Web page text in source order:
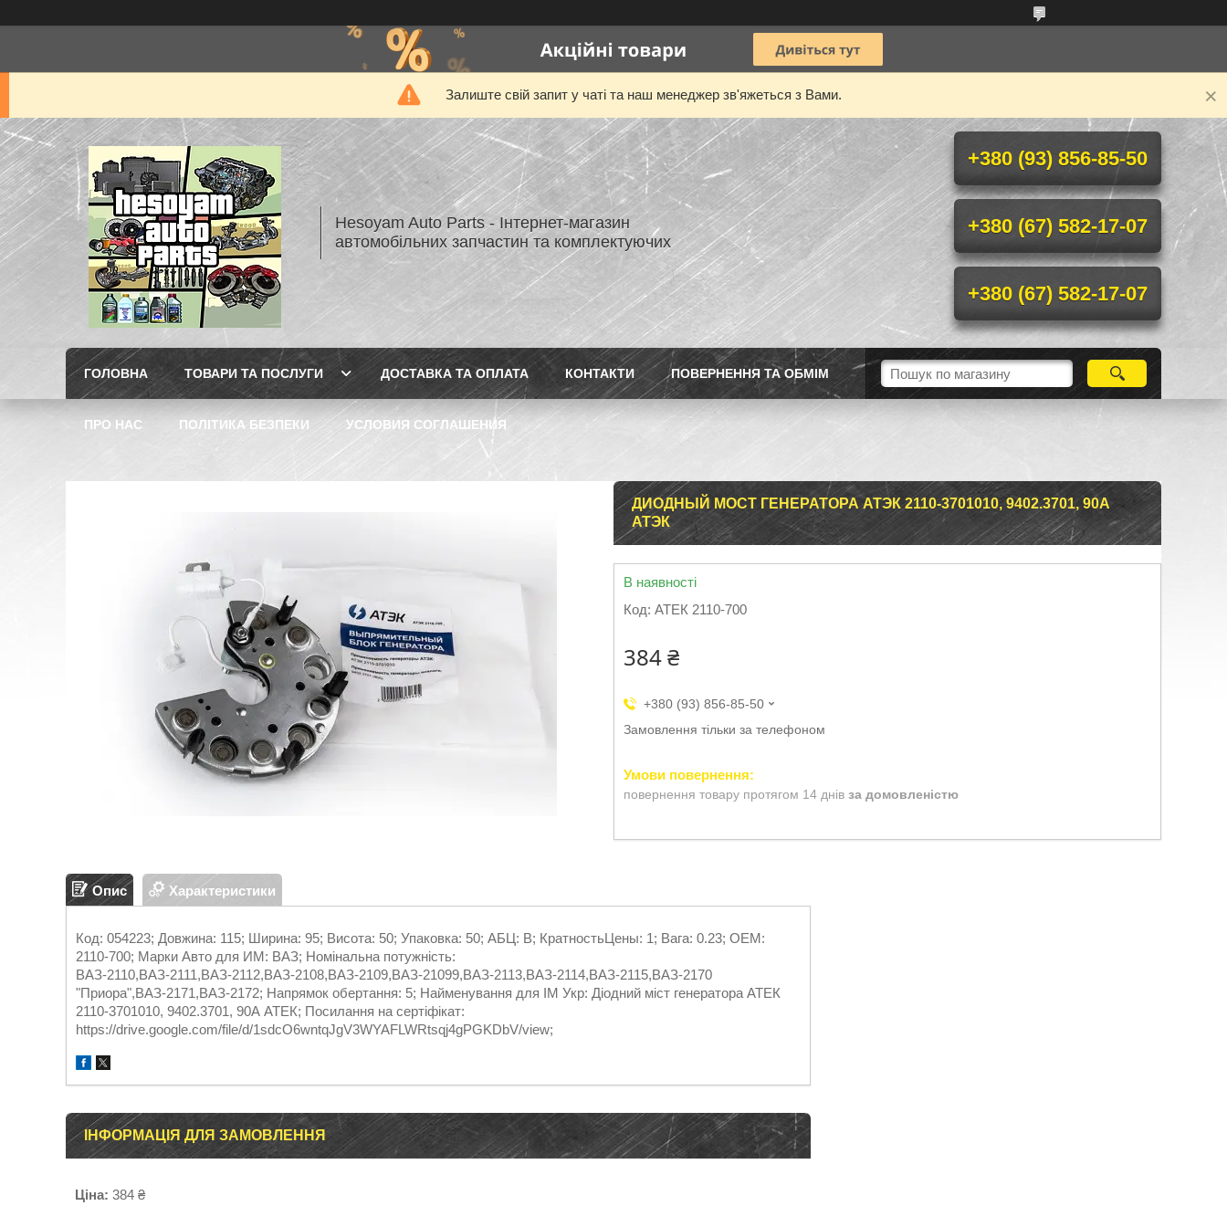
Залиште свій запит у чаті та наш менеджер зв'яжеться з Вами.
Hesoyam Auto Parts - Інтернет-магазин
автомобільних запчастин та комплектуючих
+380 (93) 856-85-50
+380 (67) 582-17-07
+380 (67) 582-17-07
ГОЛОВНА ТОВАРИ ТА ПОСЛУГИ ДОСТАВКА ТА ОПЛАТА КОНТАКТИ ПОВЕРНЕННЯ ТА ОБМІМ
ПРО НАС ПОЛІТИКА БЕЗПЕКИ УСЛОВИЯ СОГЛАШЕНИЯ
ДИОДНЫЙ МОСТ ГЕНЕРАТОРА АТЭК 2110-3701010, 9402.3701, 90А
АТЭК
В наявності
Код: АТЕК 2110-700
384 ₴
+380 (93) 856-85-50
Замовлення тільки за телефоном
повернення товару протягом 14 днів за домовленістю
Опис Характеристики
Код: 054223; Довжина: 115; Ширина: 95; Висота: 50; Упаковка: 50; АБЦ: B; КратностьЦены: 1; Вага: 0.23; ОЕМ:
2110-700; Марки Авто для ИМ: ВАЗ; Номінальна потужність:
ВАЗ-2110,ВАЗ-2111,ВАЗ-2112,ВАЗ-2108,ВАЗ-2109,ВАЗ-21099,ВАЗ-2113,ВАЗ-2114,ВАЗ-2115,ВАЗ-2170
"Приора",ВАЗ-2171,ВАЗ-2172; Напрямок обертання: 5; Найменування для ІМ Укр: Діодний міст генератора АТЕК
2110-3701010, 9402.3701, 90А АТЕК; Посилання на сертіфікат:
https://drive.google.com/file/d/1sdcO6wntqJgV3WYAFLWRtsqj4gPGKDbV/view;
ІНФОРМАЦІЯ ДЛЯ ЗАМОВЛЕННЯ
Ціна: 384 ₴